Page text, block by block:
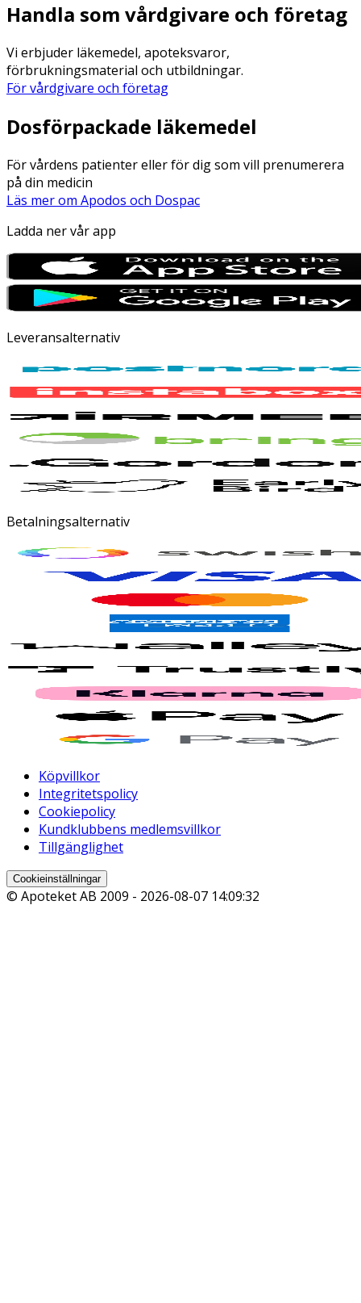
Handla som vårdgivare och företag
Vi erbjuder läkemedel, apoteksvaror,
förbrukningsmaterial och utbildningar.
För vårdgivare och företag
Dosförpackade läkemedel
För vårdens patienter eller för dig som vill prenumerera
på din medicin
Läs mer om Apodos och Dospac
Ladda ner vår app
Leveransalternativ
Betalningsalternativ
Köpvillkor
Integritetspolicy
Cookiepolicy
Kundklubbens medlemsvillkor
Tillgänglighet
Cookieinställningar
© Apoteket AB 2009 - 2026-08-07 14:09:32